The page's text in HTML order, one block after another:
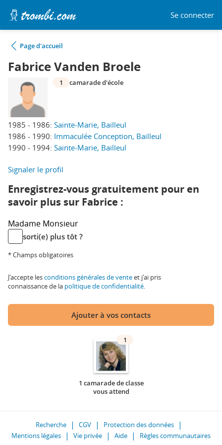
Se connecter
Page d'accueil
Fabrice Vanden Broele
1985 - 1986: Sainte-Marie, Bailleul
1986 - 1990: Immaculée Conception, Bailleul
1990 - 1994: Sainte-Marie, Bailleul
1 camarade d'école
Signaler le profil
Enregistrez-vous gratuitement pour en
savoir plus sur Fabrice :
Madame Monsieur
sorti(e) plus tôt ?
* Champs obligatoires
J'accepte lesconditions générales de venteet j'ai pris
connaissance de la politique de confidentialité.
Ajouter à vos contacts
1
1 camarade de classe
vous attend
Recherche CGV
Protection des données
Mentions légales
Vie privée Aide Règles communautaires